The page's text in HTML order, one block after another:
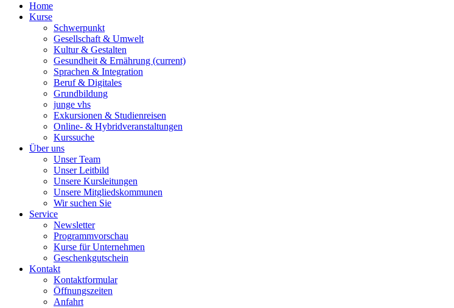
Home
Kurse
Schwerpunkt
Gesellschaft & Umwelt
Kultur & Gestalten
Gesundheit & Ernährung (current)
Sprachen & Integration
Beruf & Digitales
Grundbildung
junge vhs
Exkursionen & Studienreisen
Online- & Hybridveranstaltungen
Kurssuche
Über uns
Unser Team
Unser Leitbild
Unsere Kursleitungen
Unsere Mitgliedskommunen
Wir suchen Sie
Service
Newsletter
Programmvorschau
Kurse für Unternehmen
Geschenkgutschein
Kontakt
Kontaktformular
Öffnungszeiten
Anfahrt